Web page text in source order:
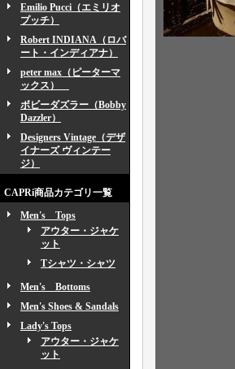
Emilio Pucci（エミリオ
プッチ）
Robert INDIANA（ロバ
ート・インディアナ）
peter max（ピーターマ
ックス）
ボビーダズラー（Bobby
Dazzler）
Designers Vintage（デザ
イナーズ ヴィンテー
ジ）
CAPRi商品カテゴリ一覧
Men's Tops
アウター・ジャケ
ット
Tシャツ・シャツ
Men's Bottoms
Men's Shoes & Sandals
Lady's Tops
アウター・ジャケ
ット